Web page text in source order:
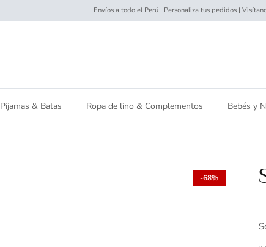
Envíos a todo el Perú | Personaliza tus pedidos |
Pijamas & Batas Ropa de lino & Complementos Bebés y
-68%